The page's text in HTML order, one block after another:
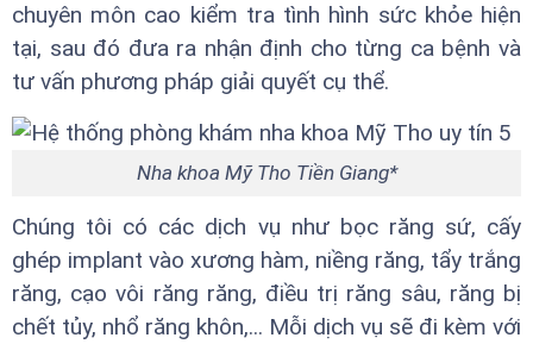
chuyên môn cao kiểm tra tình hình sức khỏe hiện
tại, sau đó đưa ra nhận định cho từng ca bệnh và
tư vấn phương pháp giải quyết cụ thể.
Nha khoa Mỹ Tho Tiền Giang*
Chúng tôi có các dịch vụ như bọc răng sứ, cấy
ghép implant vào xương hàm, niềng răng, tẩy trắng
răng, cạo vôi răng răng, điều trị răng sâu, răng bị
chết tủy, nhổ răng khôn,... Mỗi dịch vụ sẽ đi kèm với